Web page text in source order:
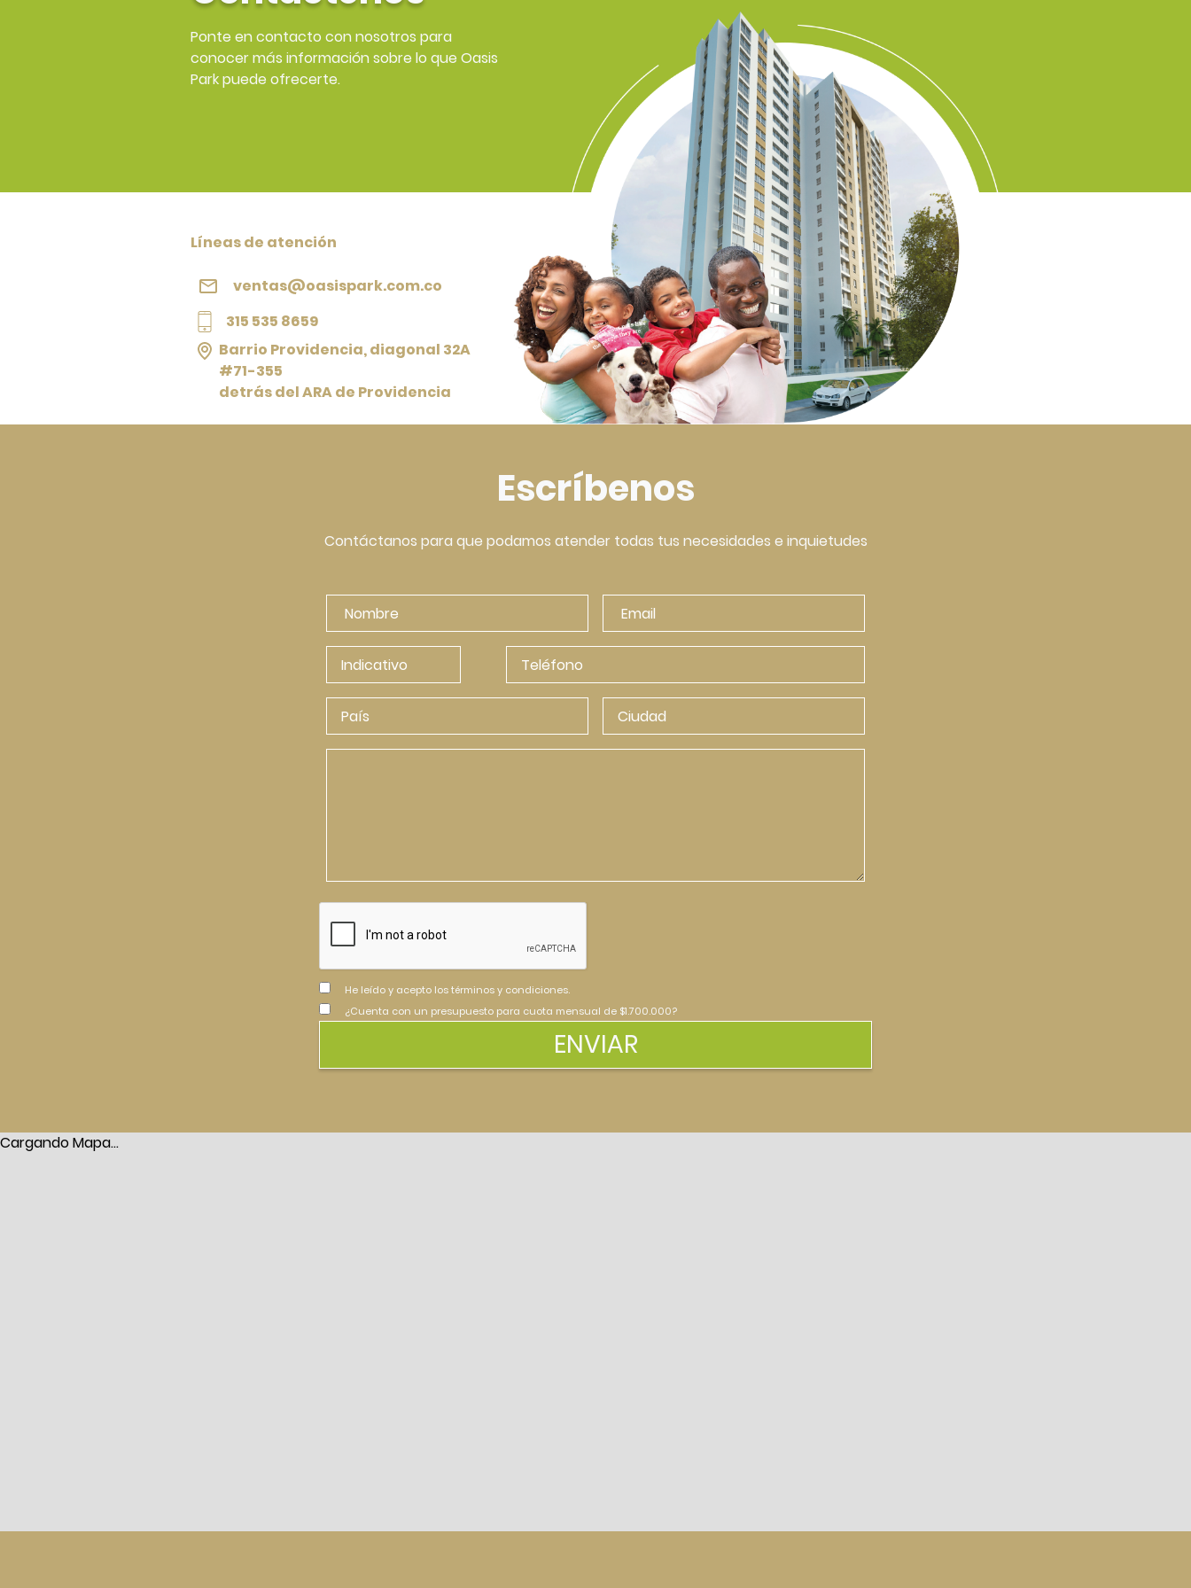
Ponte en contacto con nosotros para
conocer más información sobre lo que Oasis
Park puede ofrecerte.
Líneas de atención
ventas@oasispark.com.co
315 535 8659
Barrio Providencia, diagonal 32A
#71-355
detrás del ARA de Providencia
Escríbenos
Contáctanos para que podamos atender todas tus necesidades e inquietudes
He leído y acepto los términos y condiciones.
¿Cuenta con un presupuesto para cuota mensual de $1.700.000?
Cargando Mapa...